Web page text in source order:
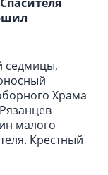
седмицы,
Храма
малого
Крестный